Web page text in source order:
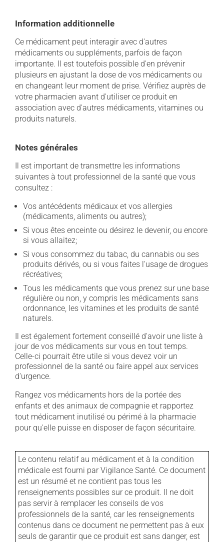
Information additionnelle
Ce médicament peut interagir avec d'autres
médicaments ou suppléments, parfois de façon
importante. Il est toutefois possible d'en prévenir
plusieurs en ajustant la dose de vos médicaments ou
en changeant leur moment de prise. Vérifiez auprès de
votre pharmacien avant d'utiliser ce produit en
association avec d'autres médicaments, vitamines ou
produits naturels.
Notes générales
Il est important de transmettre les informations
suivantes à tout professionnel de la santé que vous
consultez :
Vos antécédents médicaux et vos allergies
(médicaments, aliments ou autres);
Si vous êtes enceinte ou désirez le devenir, ou encore
si vous allaitez;
Si vous consommez du tabac, du cannabis ou ses
produits dérivés, ou si vous faites l'usage de drogues
récréatives;
Tous les médicaments que vous prenez sur une base
régulière ou non, y compris les médicaments sans
ordonnance, les vitamines et les produits de santé
naturels.
Il est également fortement conseillé d'avoir une liste à
jour de vos médicaments sur vous en tout temps.
Celle-ci pourrait être utile si vous devez voir un
professionnel de la santé ou faire appel aux services
d'urgence.
Rangez vos médicaments hors de la portée des
enfants et des animaux de compagnie et rapportez
tout médicament inutilisé ou périmé à la pharmacie
pour qu'elle puisse en disposer de façon sécuritaire.
Le contenu relatif au médicament et à la condition
médicale est fourni par Vigilance Santé. Ce document
est un résumé et ne contient pas tous les
renseignements possibles sur ce produit. Il ne doit
pas servir à remplacer les conseils de vos
professionnels de la santé, car les renseignements
contenus dans ce document ne permettent pas à eux
seuls de garantir que ce produit est sans danger, est